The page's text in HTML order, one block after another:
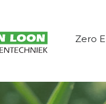
Zero